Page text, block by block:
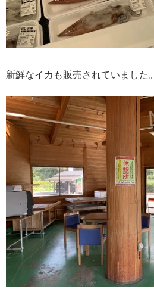
新鮮なイカも販売されていました。